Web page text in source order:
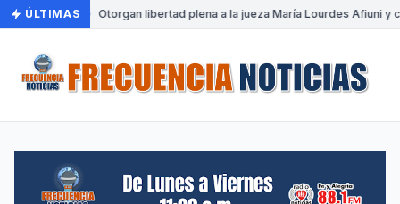
ÚLTIMAS Otorgan libertad plena a la jueza María Lourdes Afiuni y